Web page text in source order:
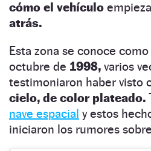
cómo el vehículo
atrás.
Esta zona se conoce como
octubre de 1998, varios
testimoniaron haber visto
cielo, de color plateado.
nave espacial y estos
iniciaron los rumores